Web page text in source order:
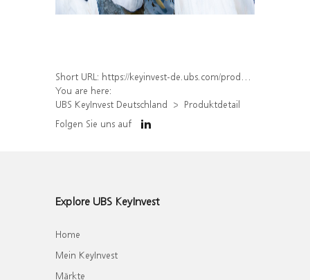
Short URL: https://keyinvest-de.ubs.com/produkt/detail/index/isin/DE000UQ8NTR5
You are here:
UBS KeyInvest Deutschland
Produktdetail
Folgen Sie uns auf
Explore UBS KeyInvest
Home
Mein KeyInvest
Märkte